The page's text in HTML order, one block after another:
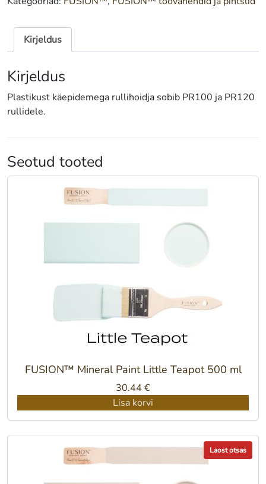
Kirjeldus
Kirjeldus
Plastikust käepidemega rullihoidja sobib PR100 ja PR120
rullidele.
Seotud tooted
FUSION™ Mineral Paint Little Teapot 500 ml
30.44 €
Lisa korvi
Laost otsas